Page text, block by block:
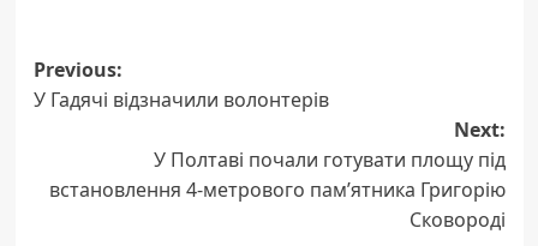
Post
navigation
Previous:
У Гадячі відзначили волонтерів
Next:
У Полтаві почали готувати площу під
встановлення 4-метрового пам’ятника Григорію
Сковороді